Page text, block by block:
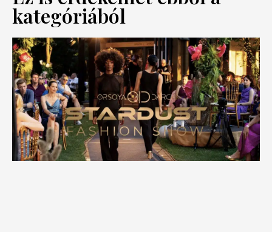
kategóriából